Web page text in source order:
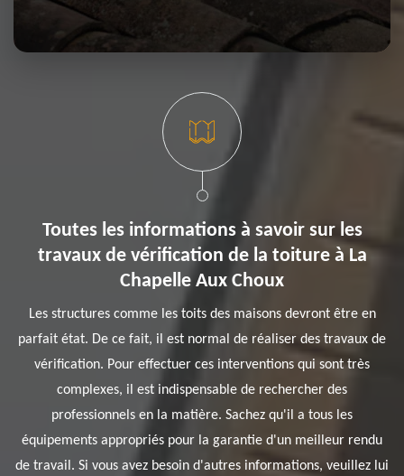
Toutes les informations à savoir sur les
travaux de vérification de la toiture à La
Chapelle Aux Choux
Les structures comme les toits des maisons devront être en
parfait état. De ce fait, il est normal de réaliser des travaux de
vérification. Pour effectuer ces interventions qui sont très
complexes, il est indispensable de rechercher des
professionnels en la matière. Sachez qu'il a tous les
équipements appropriés pour la garantie d'un meilleur rendu
de travail. Si vous avez besoin d'autres informations, veuillez lui